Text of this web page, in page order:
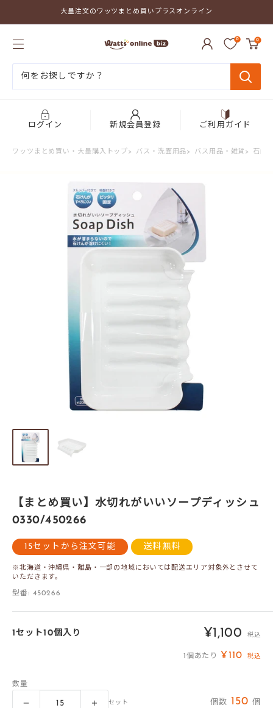
テ
大量注文のワッツまとめ買いプラスオンライン
ッ
と
め
ス
イ
ン
0 0
ログイン 新規会員登録 ご利用ガイド
ワッツまとめ買い・大量購入トップ > バス・洗面用品> バス用品・雑貨 > 石鹸
【まとめ買い】水切れがいいソープディッシュ
0330/450266
15セットから注文可能 送料無料
※北海道・沖縄県・離島・一部の地域においては配送エリア対象外とさせて
いただきます。
型番: 450266
1セット10個入り
販
売
¥1,100 税込
1個あたり ¥110 税込
数量
セット 個数 150 個